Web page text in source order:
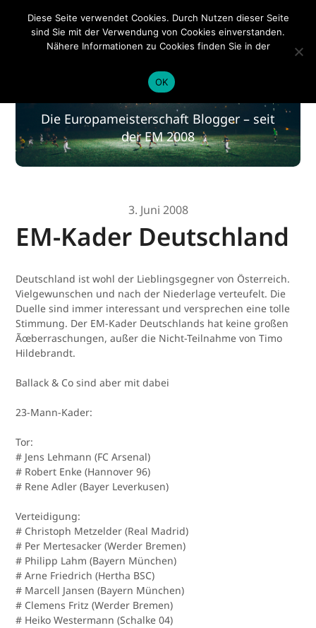
EM 2020
EM 2020
Die Europameisterschaft Blogger – seit
der EM 2008
3. Juni 2008
EM-Kader Deutschland
Deutschland ist wohl der Lieblingsgegner von Österreich.
Vielgewunschen und nach der Niederlage verteufelt. Die
Duelle sind immer interessant und versprechen eine tolle
Stimmung. Der EM-Kader Deutschlands hat keine großen
Ãœberraschungen, außer die Nicht-Teilnahme von Timo
Hildebrandt.
Ballack & Co sind aber mit dabei
23-Mann-Kader:
Tor:
# Jens Lehmann (FC Arsenal)
# Robert Enke (Hannover 96)
# Rene Adler (Bayer Leverkusen)
Verteidigung:
# Christoph Metzelder (Real Madrid)
# Per Mertesacker (Werder Bremen)
# Philipp Lahm (Bayern München)
# Arne Friedrich (Hertha BSC)
# Marcell Jansen (Bayern München)
# Clemens Fritz (Werder Bremen)
# Heiko Westermann (Schalke 04)
Diese Seite verwendet Cookies. Durch Nutzen dieser Seite
sind Sie mit der Verwendung von Cookies einverstanden.
Nähere Informationen zu Cookies finden Sie in der
OK